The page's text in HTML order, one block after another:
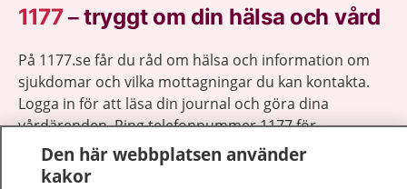
1177–tryggt om din hälsa och vård
På 1177.se får du råd om hälsa och information om
sjukdomar och vilka mottagningar du kan kontakta.
Logga in för att läsa din journal och göra dina
vårdärenden. Ring telefonnummer 1177 för
sjukvårdsrådgivning dygnet runt.
1177 ger dig råd när du vill må bättre.
Den här webbplatsen använder
kakor